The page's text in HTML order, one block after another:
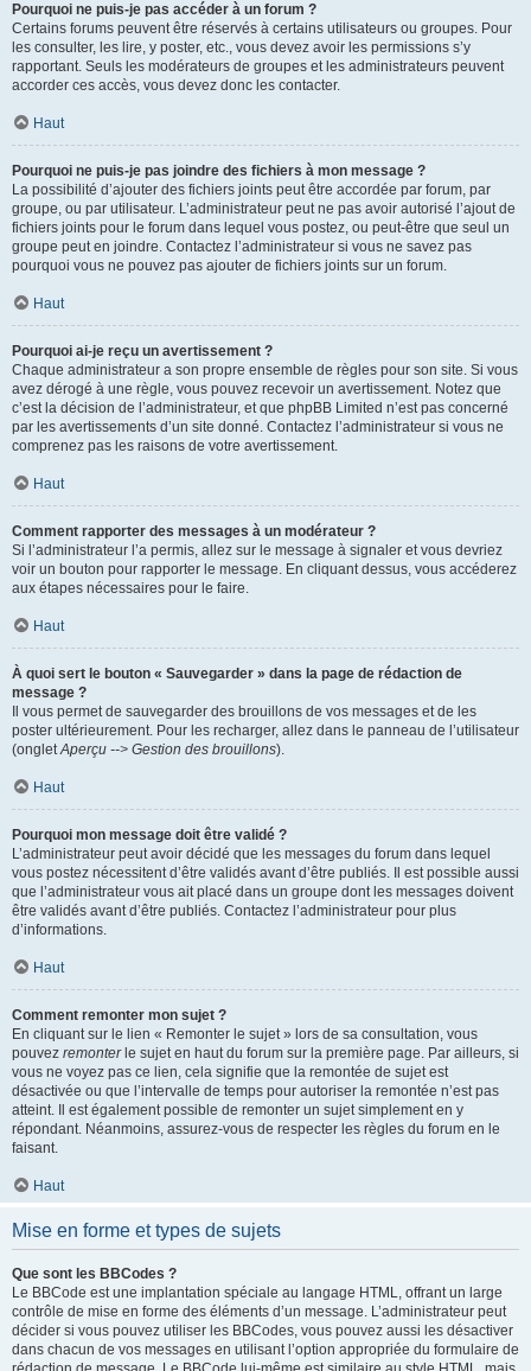
Pourquoi ne puis-je pas accéder à un forum ?
Certains forums peuvent être réservés à certains utilisateurs ou groupes. Pour
les consulter, les lire, y poster, etc., vous devez avoir les permissions s’y
rapportant. Seuls les modérateurs de groupes et les administrateurs peuvent
accorder ces accès, vous devez donc les contacter.
Haut
Pourquoi ne puis-je pas joindre des fichiers à mon message ?
La possibilité d’ajouter des fichiers joints peut être accordée par forum, par
groupe, ou par utilisateur. L’administrateur peut ne pas avoir autorisé l’ajout de
fichiers joints pour le forum dans lequel vous postez, ou peut-être que seul un
groupe peut en joindre. Contactez l’administrateur si vous ne savez pas
pourquoi vous ne pouvez pas ajouter de fichiers joints sur un forum.
Haut
Pourquoi ai-je reçu un avertissement ?
Chaque administrateur a son propre ensemble de règles pour son site. Si vous
avez dérogé à une règle, vous pouvez recevoir un avertissement. Notez que
c’est la décision de l’administrateur, et que phpBB Limited n’est pas concerné
par les avertissements d’un site donné. Contactez l’administrateur si vous ne
comprenez pas les raisons de votre avertissement.
Haut
Comment rapporter des messages à un modérateur ?
Si l’administrateur l’a permis, allez sur le message à signaler et vous devriez
voir un bouton pour rapporter le message. En cliquant dessus, vous accéderez
aux étapes nécessaires pour le faire.
Haut
À quoi sert le bouton « Sauvegarder » dans la page de rédaction de
message ?
Il vous permet de sauvegarder des brouillons de vos messages et de les
poster ultérieurement. Pour les recharger, allez dans le panneau de l’utilisateur
(ongletAperçu --> Gestion des brouillons).
Haut
Pourquoi mon message doit être validé ?
L’administrateur peut avoir décidé que les messages du forum dans lequel
vous postez nécessitent d’être validés avant d’être publiés. Il est possible aussi
que l’administrateur vous ait placé dans un groupe dont les messages doivent
être validés avant d’être publiés. Contactez l’administrateur pour plus
d’informations.
Haut
Comment remonter mon sujet ?
En cliquant sur le lien « Remonter le sujet » lors de sa consultation, vous
pouvez remonterle sujet en haut du forum sur la première page. Par ailleurs, si
vous ne voyez pas ce lien, cela signifie que la remontée de sujet est
désactivée ou que l’intervalle de temps pour autoriser la remontée n’est pas
atteint. Il est également possible de remonter un sujet simplement en y
répondant. Néanmoins, assurez-vous de respecter les règles du forum en le
faisant.
Haut
Mise en forme et types de sujets
Que sont les BBCodes ?
Le BBCode est une implantation spéciale au langage HTML, offrant un large
contrôle de mise en forme des éléments d’un message. L’administrateur peut
décider si vous pouvez utiliser les BBCodes, vous pouvez aussi les désactiver
dans chacun de vos messages en utilisant l’option appropriée du formulaire de